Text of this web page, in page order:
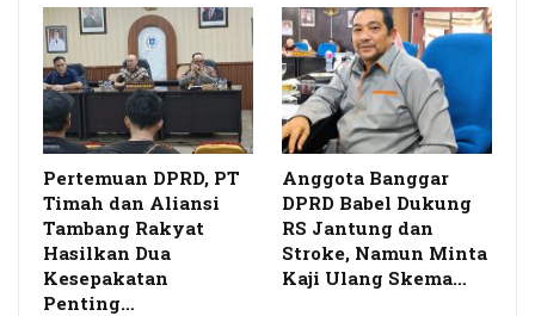
Pertemuan DPRD, PT
Timah dan Aliansi
Tambang Rakyat
Hasilkan Dua
Kesepakatan
Penting…
Anggota Banggar
DPRD Babel Dukung
RS Jantung dan
Stroke, Namun Minta
Kaji Ulang Skema…